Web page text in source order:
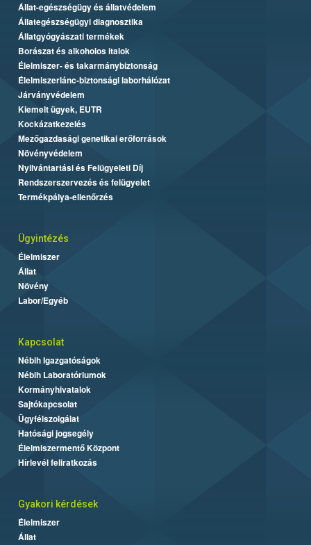
Állat-egészségügy és állatvédelem
Állategészségügyi diagnosztika
Állatgyógyászati termékek
Borászat és alkoholos italok
Élelmiszer- és takarmánybiztonság
Élelmiszerlánc-biztonsági laborhálózat
Járványvédelem
Kiemelt ügyek, EUTR
Kockázatkezelés
Mezőgazdasági genetikai erőforrások
Növényvédelem
Nyilvántartási és Felügyeleti Díj
Rendszerszervezés és felügyelet
Termékpálya-ellenőrzés
Ügyintézés
Élelmiszer
Állat
Növény
Labor/Egyéb
Kapcsolat
Nébih Igazgatóságok
Nébih Laboratóriumok
Kormányhivatalok
Sajtókapcsolat
Ügyfélszolgálat
Hatósági jogsegély
Élelmiszermentő Központ
Hírlevél feliratkozás
Gyakori kérdések
Élelmiszer
Állat